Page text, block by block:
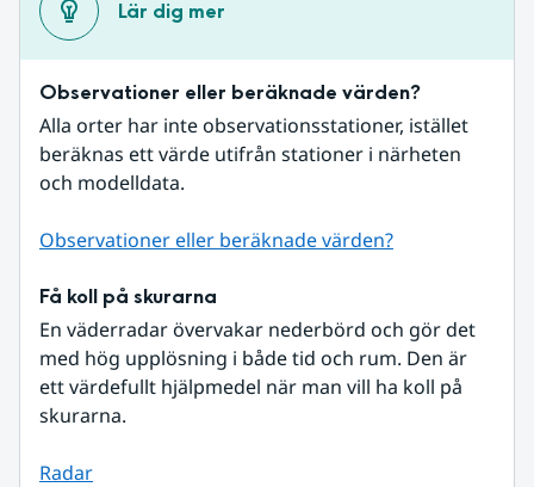
Lär dig mer
Observationer eller beräknade värden?
Alla orter har inte observationsstationer, istället
beräknas ett värde utifrån stationer i närheten
och modelldata.
Observationer eller beräknade värden?
Få koll på skurarna
En väderradar övervakar nederbörd och gör det
med hög upplösning i både tid och rum. Den är
ett värdefullt hjälpmedel när man vill ha koll på
skurarna.
Radar